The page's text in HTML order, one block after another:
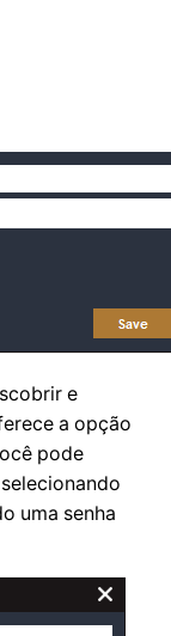
e
a opção
pode
uma senha